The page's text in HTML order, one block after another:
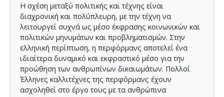
Η σχέση μεταξύ πολιτικής και τέχνης είναι
διαχρονική και πολύπλευρη, με την τέχνη να
λειτουργεί συχνά ως μέσο έκφρασης κοινωνικών και
πολιτικών μηνυμάτων και προβληματισμών. Στην
ελληνική περίπτωση, η περφόρμανς αποτελεί ένα
ιδιαίτερα δυναμικό και εκφραστικό μέσο για την
προώθηση των ανθρωπίνων δικαιωμάτων. Πολλοί
Έλληνες καλλιτέχνες της περφόρμανς έχουν
ασχοληθεί στο έργο τους με τα ανθρώπινα